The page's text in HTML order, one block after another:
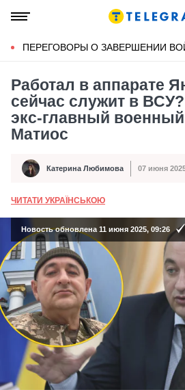
ПЕРЕГОВОРЫ О ЗАВЕРШЕНИИ
Работал в аппарате
сейчас служит в
экс-главный
Матиос
Автор Катерина Любимова
Дата публикации 07 июня
ЧИТАТИ УКРАЇНСЬКОЮ
Новость обновлена 11 июня 2025, 09:26